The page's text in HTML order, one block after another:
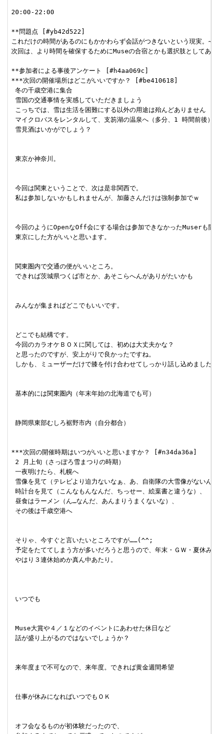
20:00-22:00
**問題点 [#yb42d522]
これだけの時間があるのにもかかわらず会話がつきないという現実。~
次回は、より時間を確保するためにMuseの合宿とかも選択肢としてある
**参加者による事後アンケート [#h4aa069c]
***次回の開催場所はどこがいいですか？ [#be410618]
冬の千歳空港に集合
雪国の交通事情を実感していただきましょう
こっちでは、雪は生活を困難にする以外の用途は殆んどありません
マイクロバスをレンタルして、支笏湖の温泉へ（多分、1 時間前後）
雪見酒はいかがでしょう？
東京か神奈川。
今回は関東ということで、次は是非関西で。
私は参加しないかもしれませんが、加藤さんだけは強制参加でｗ
今回のようにOpenなOff会にする場合は参加できなかったMuserも開
東京にした方がいいと思います。
関東圏内で交通の便がいいところ。
できれば茨城県つくば市とか、あそこらへんがありがたいかも
みんなが集まればどこでもいいです。
どこでも結構です。
今回のカラオケＢＯＸに関しては、初めは大丈夫かな？
と思ったのですが、安上がりで良かったですね。
しかも、ミューザーだけで膝を付け合わせてしっかり話し込めました
基本的には関東圏内（年末年始の北海道でも可）
静岡県東部むしろ裾野市内（自分都合）
***次回の開催時期はいつがいいと思いますか？ [#n34da36a]
2 月上旬（さっぽろ雪まつりの時期）
一夜明けたら、札幌へ
雪像を見て（テレビより迫力ないなぁ、あ、自衛隊の大雪像がないん
時計台を見て（こんなもんなんだ、ちっせー、絵葉書と違うな）、
昼食はラーメン（ん…なんだ、あんまりうまくないな）、
その後は千歳空港へ
そりゃ、今すぐと言いたいところですが……(^^;
予定をたててしまう方が多いだろうと思うので、年末・ＧＷ・夏休み
やはり３連休始めか真ん中あたり。
いつでも
Muse大賞や４／１などのイベントにあわせた休日など
話が盛り上がるのではないでしょうか？
来年度まで不可なので、来年度。できれば黄金週間希望
仕事が休みになればいつでもＯＫ
オフ会なるものが初体験だったので、